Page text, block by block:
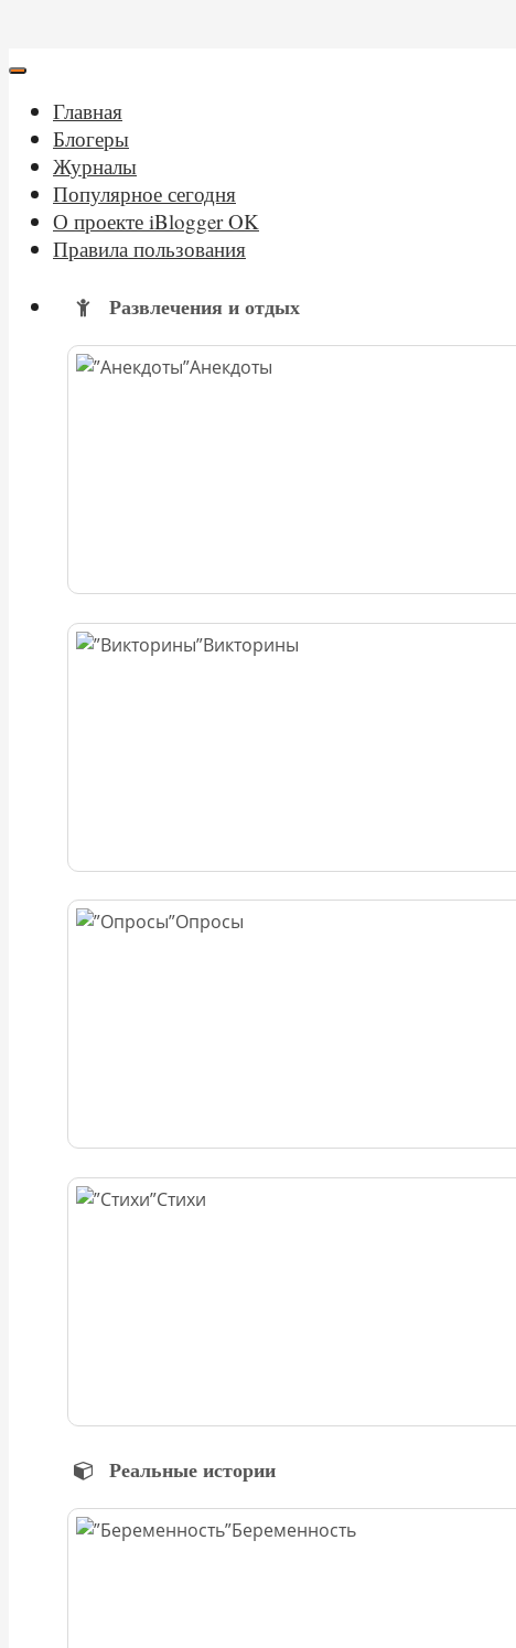
Главная
Блогеры
Журналы
Популярное сегодня
О проекте iBlogger OK
Правила пользования
Развлечения и отдых
Анекдоты
Викторины
Опросы
Стихи
Реальные истории
Беременность